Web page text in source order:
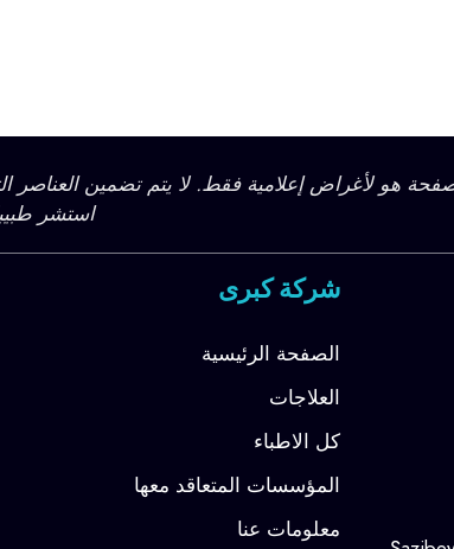
هو لأغراض إعلامية فقط. لا يتم تضمين
استشر
شركة كبرى
الصفحة الرئيسية
العلاجات
كل الاطباء
المؤسسات المتعاقد معها
معلومات عنا